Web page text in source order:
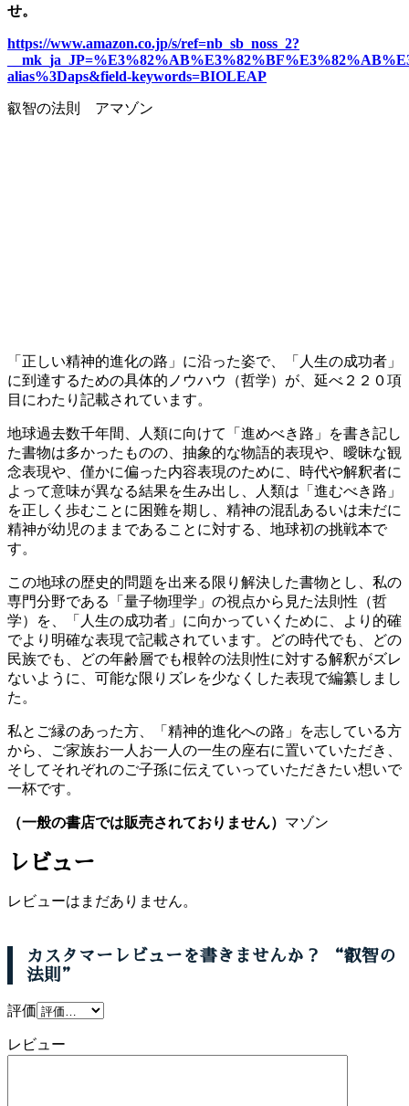
せ。
https://www.amazon.co.jp/s/ref=nb_sb_noss_2?
alias%3Daps&field-keywords=BIOLEAP
叡智の法則 アマゾン
「正しい精神的進化の路」に沿った姿で、「人生の成功者」
に到達するための具体的ノウハウ（哲学）が、延べ２２０項
目にわたり記載されています。
地球過去数千年間、人類に向けて「進めべき路」を書き記し
た書物は多かったものの、抽象的な物語的表現や、曖昧な観
念表現や、僅かに偏った内容表現のために、時代や解釈者に
よって意味が異なる結果を生み出し、人類は「進むべき路」
を正しく歩むことに困難を期し、精神の混乱あるいは未だに
精神が幼児のままであることに対する、地球初の挑戦本で
す。
この地球の歴史的問題を出来る限り解決した書物とし、私の
専門分野である「量子物理学」の視点から見た法則性（哲
学）を、「人生の成功者」に向かっていくために、より的確
でより明確な表現で記載されています。どの時代でも、どの
民族でも、どの年齢層でも根幹の法則性に対する解釈がズレ
ないように、可能な限りズレを少なくした表現で編纂しまし
た。
私とご縁のあった方、「精神的進化への路」を志している方
から、ご家族お一人お一人の一生の座右に置いていただき、
そしてそれぞれのご子孫に伝えていっていただきたい想いで
一杯です。
（一般の書店では販売されておりません） マゾン
レビュー
レビューはまだありません。
カスタマーレビューを書きませんか？ “叡智の
法則”
評価
レビュー